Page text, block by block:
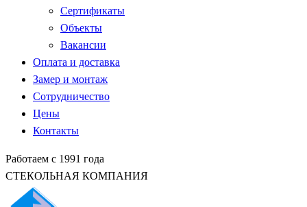
Сертификаты
Объекты
Вакансии
Оплата и доставка
Замер и монтаж
Сотрудничество
Цены
Контакты
Работаем с 1991 года
СТЕКОЛЬНАЯ КОМПАНИЯ